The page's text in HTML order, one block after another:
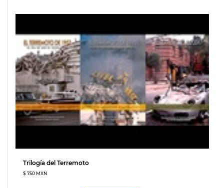
Trilogía del Terremoto
$ 750 MXN